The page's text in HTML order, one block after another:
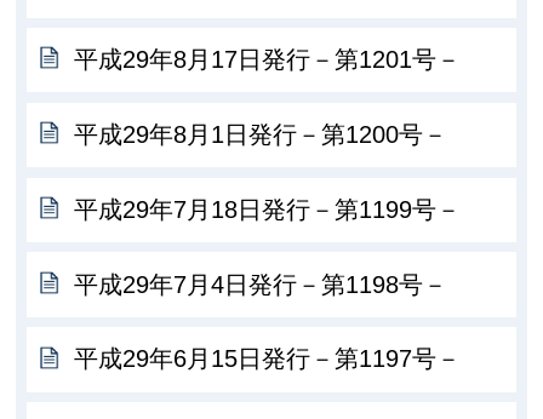
平成29年8月17日発行－第1201号－
平成29年8月1日発行－第1200号－
平成29年7月18日発行－第1199号－
平成29年7月4日発行－第1198号－
平成29年6月15日発行－第1197号－